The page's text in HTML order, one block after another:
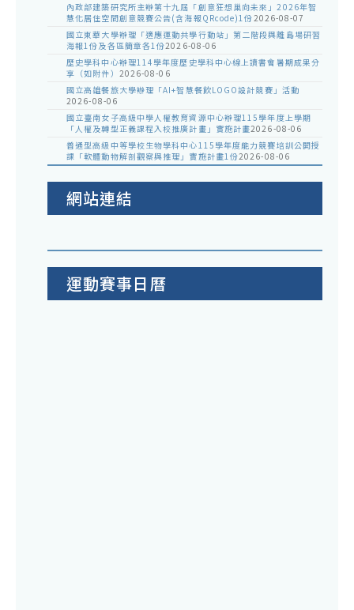
內政部建築研究所主辦第十九屆「創意狂想巢向未來」2026年智
慧化居住空間創意競賽公告(含海報QRcode)1份2026-08-07
國立東華大學辦理「適應運動共學行動站」第二階段與離島場研習
海報1份及各區簡章各1份2026-08-06
歷史學科中心辦理114學年度歷史學科中心線上讀書會暑期成果分
享（如附件） 2026-08-06
國立高雄餐旅大學辦理「AI+智慧餐飲LOGO設計競賽」活動
2026-08-06
國立臺南女子高級中學人權教育資源中心辦理115學年度上學期
「人權及轉型正義課程入校推廣計畫」實施計畫2026-08-06
普通型高級中等學校生物學科中心115學年度能力競賽培訓公開授
課「軟體動物解剖觀察與推理」實施計畫1份2026-08-06
網站連結
運動賽事日曆